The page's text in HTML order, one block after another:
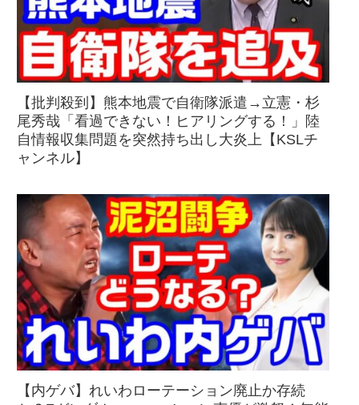
【批判殺到】熊本地震で自衛隊派遣→立憲・杉
尾秀哉「看過できない！ヒアリングする！」陸
自情報収集問題を突然持ち出し大炎上【KSLチ
ャンネル】
【内ゲバ】れいわローテーション廃止か存続